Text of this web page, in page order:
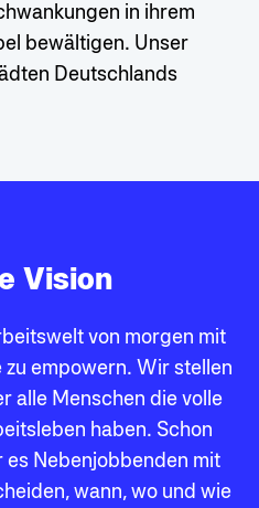
in ihrem
bewältigen. Unser
Deutschlands
Vision
von morgen mit
empowern. Wir stellen
alle Menschen die volle
haben. Schon
Nebenjobbenden mit
wann, wo und wie